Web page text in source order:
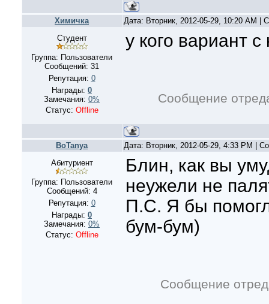
Xимичка
Дата: Вторник, 2012-05-29, 10:20 AM |
Студент
Группа: Пользователи
Сообщений: 31
Репутация: 0
Награды: 0
Замечания: 0%
Статус: Offline
у кого вариант
Сообщение
BoTanya
Дата: Вторник, 2012-05-29, 4:33 PM |
Абитуриент
Группа: Пользователи
Сообщений: 4
Репутация: 0
Награды: 0
Замечания: 0%
Статус: Offline
Блин, как вы
неужели не
П.С. Я бы
бум-бум)
Сообщение